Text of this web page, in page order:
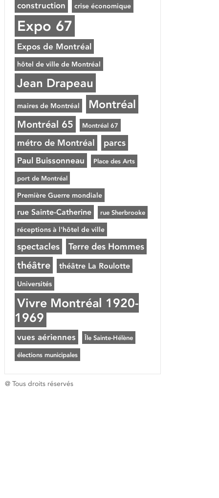
construction crise économique
Expo 67
Expos de Montréal
hôtel de ville de Montréal
Jean Drapeau
maires de Montréal Montréal
Montréal 65 Montréal 67
métro de Montréal parcs
Paul Buissonneau Place des Arts
port de Montréal
Première Guerre mondiale
rue Sainte-Catherine rue Sherbrooke
réceptions à l'hôtel de ville
spectacles Terre des Hommes
théâtre théâtre La Roulotte
Universités
Vivre Montréal 1920-
1969
vues aériennes Île Sainte-Hélène
élections municipales
@ Tous droits réservés